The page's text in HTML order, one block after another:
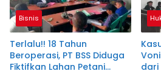
Bisnis
Terlalu!! 18 Tahun
Beroperasi, PT BSS Diduga
Fiktifkan Lahan Petani
dari